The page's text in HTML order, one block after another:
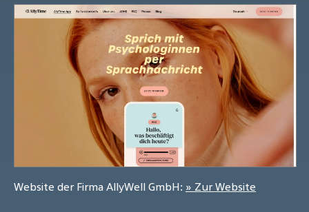
Website der Firma AllyWell GmbH: » Zur Website